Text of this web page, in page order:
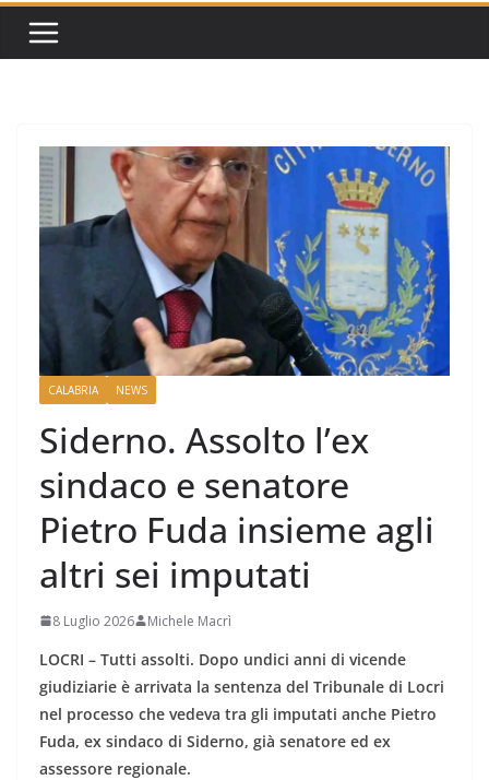
CALABRIA NEWS
Siderno. Assolto l’ex
sindaco e senatore
Pietro Fuda insieme agli
altri sei imputati
8 Luglio 2026 Michele Macrì
LOCRI – Tutti assolti. Dopo undici anni di vicende
giudiziarie è arrivata la sentenza del Tribunale di Locri
nel processo che vedeva tra gli imputati anche Pietro
Fuda, ex sindaco di Siderno, già senatore ed ex
assessore regionale.